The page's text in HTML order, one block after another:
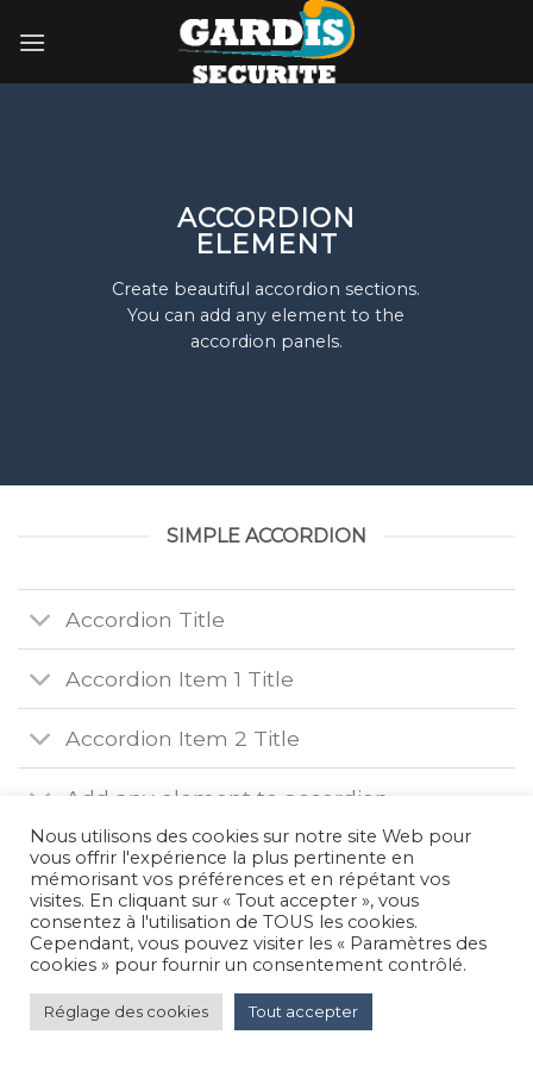
ACCORDION
ELEMENT
Create beautiful accordion sections.
You can add any element to the
accordion panels.
SIMPLE ACCORDION
Accordion Title
Accordion Item 1 Title
Accordion Item 2 Title
Add any element to accordion
MENTIONS LÉGALES
Copyright 2026 ©CVS
Nous utilisons des cookies sur notre site Web pour
vous offrir l'expérience la plus pertinente en
mémorisant vos préférences et en répétant vos
visites. En cliquant sur « Tout accepter », vous
consentez à l'utilisation de TOUS les cookies.
Cependant, vous pouvez visiter les « Paramètres des
cookies » pour fournir un consentement contrôlé.
Réglage des cookies Tout accepter